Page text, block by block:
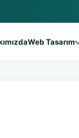
Web Tasarım